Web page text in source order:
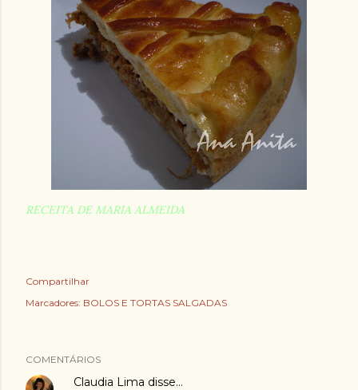
RECEITA DE MARIA ALMEIDA
Compartilhar
Marcadores: BOLOS E TORTAS SALGADAS
COMENTÁRIOS
Claudia Lima disse…